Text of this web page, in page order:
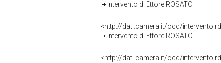
intervento di Ettore ROSATO
<http://dati.camera.it/ocd/
intervento di Ettore ROSATO
<http://dati.camera.it/ocd/